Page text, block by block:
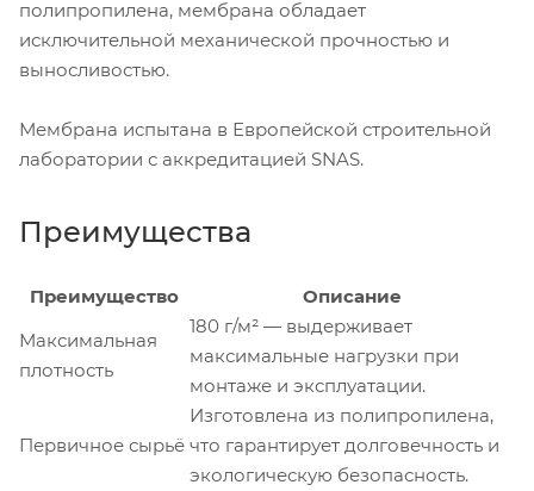
полипропилена, мембрана обладает
исключительной механической прочностью и
выносливостью.
Мембрана испытана в Европейской строительной
лаборатории с аккредитацией SNAS.
Преимущества
Преимущество
Описание
Максимальная
плотность
180 г/м² — выдерживает
максимальные нагрузки при
монтаже и эксплуатации.
Первичное сырьё
Изготовлена из полипропилена,
что гарантирует долговечность и
экологическую безопасность.